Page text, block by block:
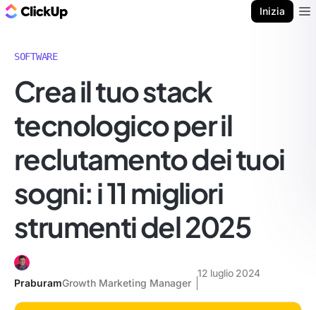
Inizia
SOFTWARE
Crea il tuo stack
tecnologico per il
reclutamento dei tuoi
sogni: i 11 migliori
strumenti del 2025
PraburamGrowth Marketing Manager
12 luglio 2024